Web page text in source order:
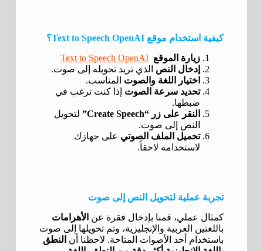
كيفية استخدام موقع Text to Speech OpenAI؟
زيارة الموقع Text to Speech OpenAI
إدخال النص الذي تريد تحويله إلى صوت.
اختيار اللغة والصوت المناسب.
تحديد سرعة الصوت إذا كنت ترغب في
ضبطها.
النقر على زر “Create Speech”
لتحويل
النص إلى صوت.
تحميل الملف الصوتي على جهازك
لاستخدامه لاحقاً.
تجربة عملية لتحويل النص إلى صوت
كمثال عملي، قمنا بإدخال فقرة عن الأهرامات
باللغتين العربية والإنجليزية، وتم تحويلها إلى صوت
باستخدام أحد الأصوات المتاحة. لاحظنا أن النطق